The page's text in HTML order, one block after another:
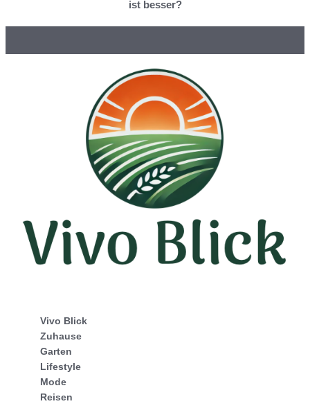
ist besser?
Vivo Blick
Zuhause
Garten
Lifestyle
Mode
Reisen